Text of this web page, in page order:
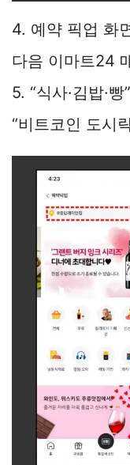
4. 예약 픽업 화
다음 이마트24
5. “식사·김밥·
“비트코인 도시